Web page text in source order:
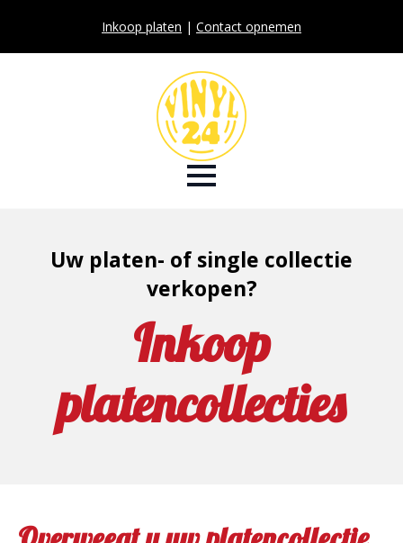
Inkoop platen | Contact opnemen
Uw platen- of single collectie
verkopen?
Inkoop
platencollecties